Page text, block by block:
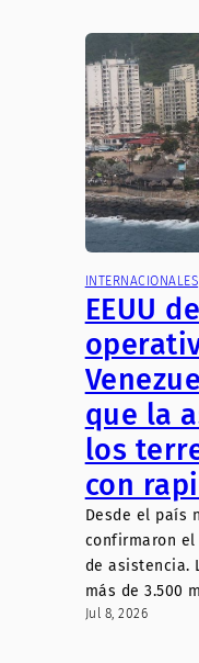
INTERNACIONALES
EEUU
que la
los
con
Desde el país
confirmaron
de asistencia.
más de 3.500
Jul 8, 2026